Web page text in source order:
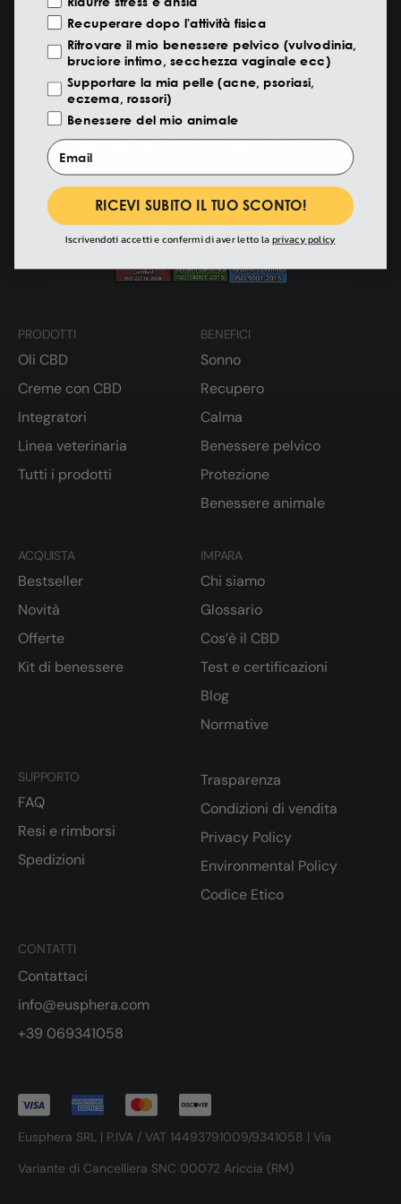
Inserendo il tuo indirizzo email accetti di ricevere notizie, offerte ed
aggiornamenti da Eusphera.
PRODOTTI
Oli CBD
Creme con CBD
Integratori
Linea veterinaria
Tutti i prodotti
BENEFICI
Sonno
Recupero
Calma
Benessere pelvico
Protezione
Benessere animale
ACQUISTA
Bestseller
Novità
Offerte
Kit di benessere
IMPARA
Chi siamo
Glossario
Cos’è il CBD
Test e certificazioni
Blog
Normative
CONTATTI
Contattaci
info@eusphera.com
+39 069341058
SUPPORTO
FAQ
Resi e rimborsi
Spedizioni
Trasparenza
Condizioni di vendita
Privacy Policy
Environmental Policy
Codice Etico
Eusphera SRL | P.IVA / VAT 14493791009/9341058 | Via
Variante di Cancelliera SNC 00072 Ariccia (RM)
Recuperare dopo l'attività fisica
Ritrovare il mio benessere pelvico (vulvodinia,
bruciore intimo, secchezza vaginale ecc)
Supportare la mia pelle (acne, psoriasi,
eczema, rossori)
Benessere del mio animale
Email
RICEVI SUBITO IL TUO SCONTO!
Iscrivendoti accetti e confermi di aver letto laprivacy policy